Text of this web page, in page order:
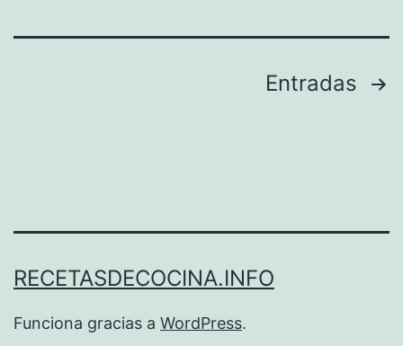
Entradas
RECETASDECOCINA.INFO
Funciona gracias a WordPress.